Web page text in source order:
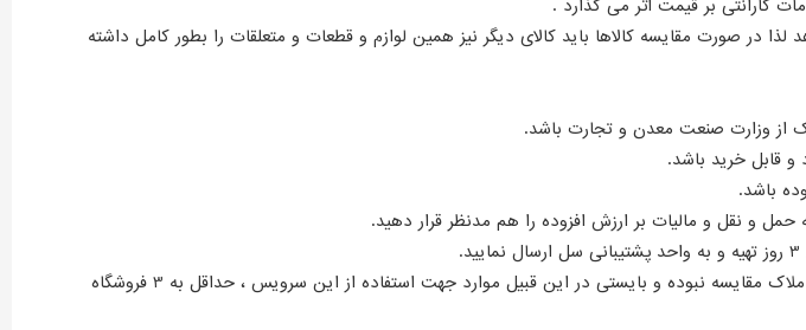
در صورت مقایسه کالاها باید کالای دیگر نیز همین لوازم و قطعات و متعلقات را بطور کامل داشته
11- چنانچه کالای فوق تحت عنوان پروموشن یا جشنواره و یا فروش ویژه در سایت مذکور ارائه می گردد ملاک مقایسه نبوده و بایستی در این قبیل موارد جهت استفاده از این سرویس ، حداقل به 3 فروشگاه